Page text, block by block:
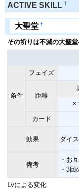
ACTIVE SKILL †
大聖堂 †
その祈りは不滅の大聖堂
条件
フェイズ
距離
カード
効果 ダイ
備考
・お
・3
Lvによる変化